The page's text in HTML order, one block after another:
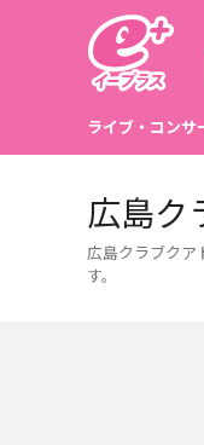
ライブ・コンサ
広島ク
広島クラブクア
す。